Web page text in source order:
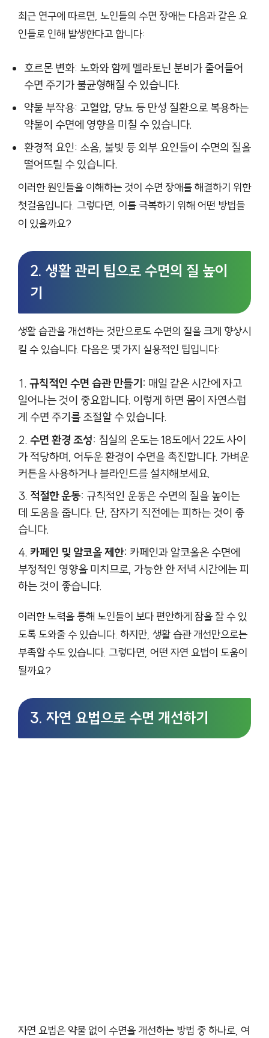
최근 연구에 따르면, 노인들의 수면 장애는 다음과 같은 요
인들로 인해 발생한다고 합니다:
호르몬 변화: 노화와 함께 멜라토닌 분비가 줄어들어
수면 주기가 불균형해질 수 있습니다.
약물 부작용: 고혈압, 당뇨 등 만성 질환으로 복용하는
약물이 수면에 영향을 미칠 수 있습니다.
환경적 요인: 소음, 불빛 등 외부 요인들이 수면의 질을
떨어뜨릴 수 있습니다.
이러한 원인들을 이해하는 것이 수면 장애를 해결하기 위한
첫걸음입니다. 그렇다면, 이를 극복하기 위해 어떤 방법들
이 있을까요?
2. 생활 관리 팁으로 수면의 질 높이
기
생활 습관을 개선하는 것만으로도 수면의 질을 크게 향상시
킬 수 있습니다. 다음은 몇 가지 실용적인 팁입니다:
규칙적인 수면 습관 만들기: 매일 같은 시간에 자고
일어나는 것이 중요합니다. 이렇게 하면 몸이 자연스럽
게 수면 주기를 조절할 수 있습니다.
수면 환경 조성: 침실의 온도는 18도에서 22도 사이
가 적당하며, 어두운 환경이 수면을 촉진합니다. 가벼운
커튼을 사용하거나 블라인드를 설치해보세요.
적절한 운동: 규칙적인 운동은 수면의 질을 높이는
데 도움을 줍니다. 단, 잠자기 직전에는 피하는 것이 좋
습니다.
카페인 및 알코올 제한: 카페인과 알코올은 수면에
부정적인 영향을 미치므로, 가능한 한 저녁 시간에는 피
하는 것이 좋습니다.
이러한 노력을 통해 노인들이 보다 편안하게 잠을 잘 수 있
도록 도와줄 수 있습니다. 하지만, 생활 습관 개선만으로는
부족할 수도 있습니다. 그렇다면, 어떤 자연 요법이 도움이
될까요?
3. 자연 요법으로 수면 개선하기
자연 요법은 약물 없이 수면을 개선하는 방법 중 하나로, 여